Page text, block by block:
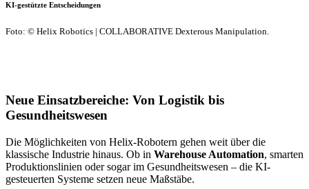
KI-gestützte Entscheidungen
Foto: © Helix Robotics | COLLABORATIVE Dexterous Manipulation.
Neue Einsatzbereiche: Von Logistik bis
Gesundheitswesen
Die Möglichkeiten von Helix-Robotern gehen weit über die
klassische Industrie hinaus. Ob in Warehouse Automation, smarten
Produktionslinien oder sogar im Gesundheitswesen – die KI-
gesteuerten Systeme setzen neue Maßstäbe.